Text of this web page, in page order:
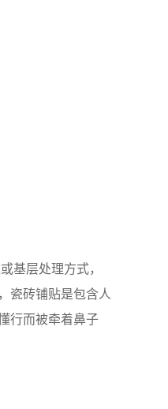
基层处理方式，
瓷砖铺贴是包含人
行而被牵着鼻子